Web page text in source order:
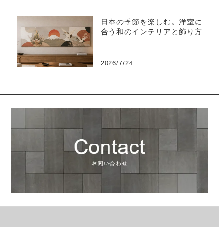
日本の季節を楽しむ。洋室に
合う和のインテリアと飾り方
2026/7/24